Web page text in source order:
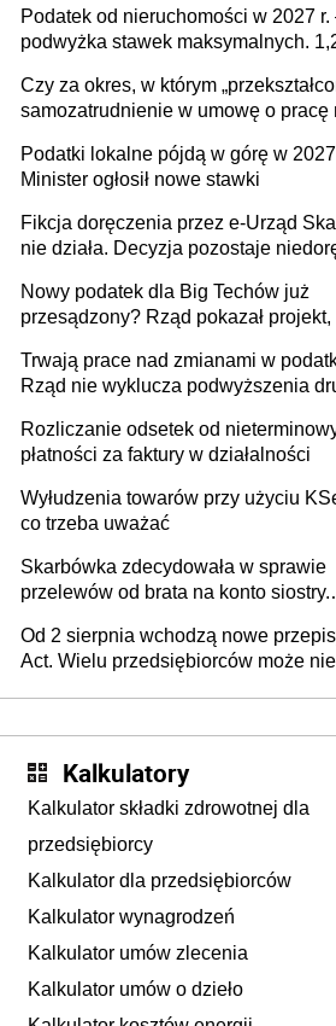
Podatek od nieruchomości w 2027 r.
podwyżka stawek maksymalnych.
budynków i lokali związanych z
prowadzeniem działalności
Czy za okres, w którym
samozatrudnienie w umowę o pracę
umowy cywilnoprawnej jedynym
racjonalnym wyjściem
Podatki lokalne pójdą w górę w
Minister ogłosił nowe stawki
Fikcja doręczenia przez e-Urząd
nie działa. Decyzja pozostaje
Nowy podatek dla Big Techów już
przesądzony? Rząd pokazał projekt,
Trwają prace nad zmianami w
Rząd nie wyklucza podwyższenia
Rozliczanie odsetek od
płatności za faktury w działalności
Wyłudzenia towarów przy użyciu
co trzeba uważać
Skarbówka zdecydowała w sprawie
przelewów od brata na konto siostry.
darowizna, ale podatku jednak nie
Od 2 sierpnia wchodzą nowe
Act. Wielu przedsiębiorców może nie
Kalkulatory
Kalkulator składki zdrowotnej dla
przedsiębiorcy
Kalkulator dla przedsiębiorców
Kalkulator wynagrodzeń
Kalkulator umów zlecenia
Kalkulator umów o dzieło